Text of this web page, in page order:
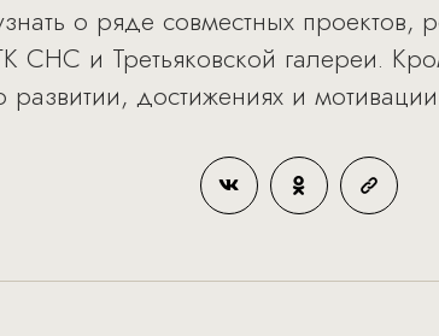
о ряде совместных проектов,
СНС и Третьяковской галереи.
достижениях и